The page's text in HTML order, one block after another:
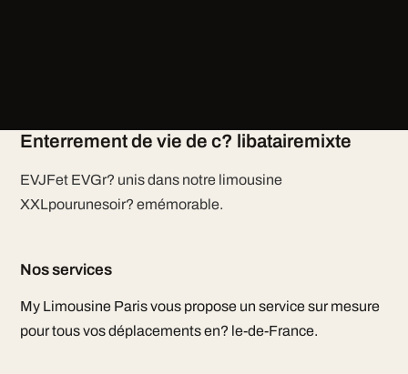
Enterrement de vie de c? libatairemixte
EVJFet EVGr? unis dans notre limousine
XXLpourunesoir? emémorable.
Nos services
My Limousine Paris vous propose un service sur mesure
pour tous vos déplacements en? le-de-France.